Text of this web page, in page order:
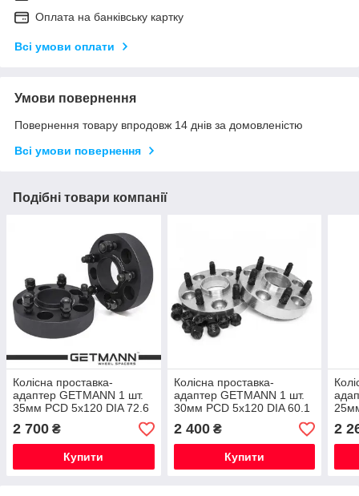
Оплата на банківську картку
Всі умови оплати
Умови повернення
Повернення товару впродовж 14 днів за домовленістю
Всі умови повернення
Подібні товари компанії
Колісна проставка-
адаптер GETMANN 1 шт.
35мм PCD 5x120 DIA 72.6
зі шпильками 14x1. 5 для
Land Rover (кована)
2 700 ₴
Купити
Колісна проставка-
адаптер GETMANN 1 шт.
30мм PCD 5х120 DIA 60.1
зі шпильками 14x1. 5 для
Lexus (кована)
2 400₴
Купити
зі
2